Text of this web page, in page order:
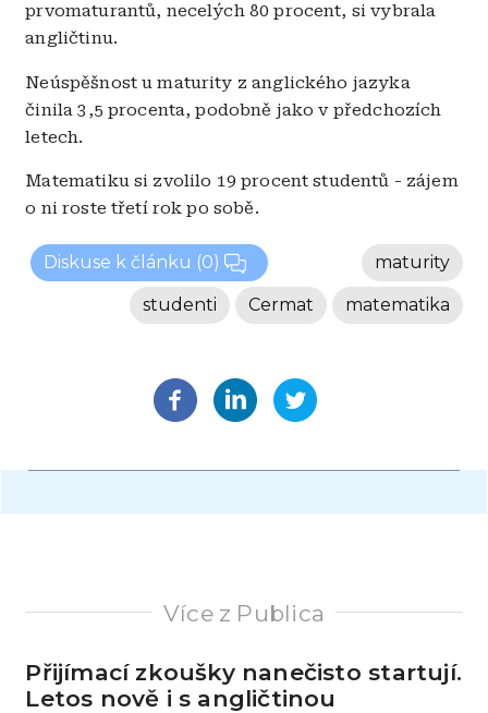
prvomaturantů, necelých 80 procent, si vybrala
angličtinu.
Neúspěšnost u maturity z anglického jazyka
činila 3,5 procenta, podobně jako v předchozích
letech.
Matematiku si zvolilo 19 procent studentů - zájem
o ni roste třetí rok po sobě.
Diskuse k článku (0) maturity
matematika
Cermat
studenti
Více z Publica
Přijímací zkoušky nanečisto startují.
Letos nově i s angličtinou